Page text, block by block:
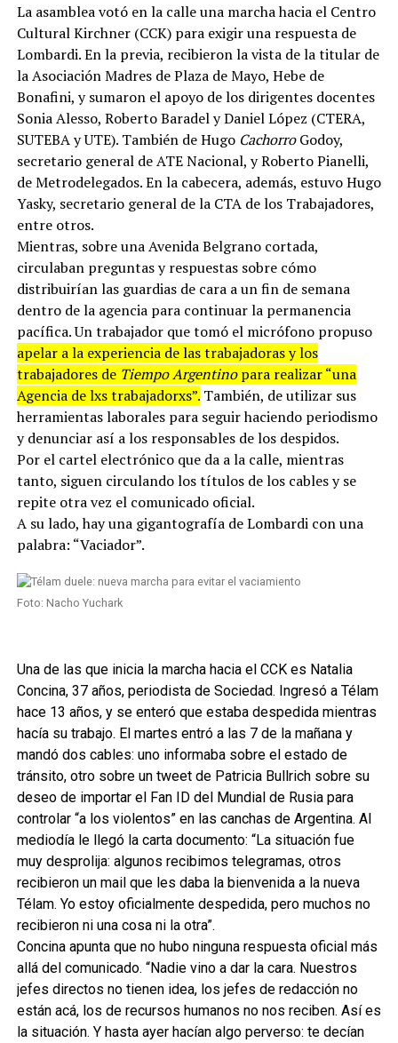
La asamblea votó en la calle una marcha hacia el Centro
Cultural Kirchner (CCK) para exigir una respuesta de
Lombardi. En la previa, recibieron la vista de la titular de
la Asociación Madres de Plaza de Mayo, Hebe de
Bonafini, y sumaron el apoyo de los dirigentes docentes
Sonia Alesso, Roberto Baradel y Daniel López (CTERA,
SUTEBA y UTE). También de Hugo CachorroGodoy,
secretario general de ATE Nacional, y Roberto Pianelli,
de Metrodelegados. En la cabecera, además, estuvo Hugo
Yasky, secretario general de la CTA de los Trabajadores,
entre otros.
Mientras, sobre una Avenida Belgrano cortada,
circulaban preguntas y respuestas sobre cómo
distribuirían las guardias de cara a un fin de semana
dentro de la agencia para continuar la permanencia
pacífica. Un trabajador que tomó el micrófono propuso
apelar a la experiencia de las trabajadoras y los
trabajadores de Tiempo Argentinopara realizar “una
Agencia de lxs trabajadorxs”.También, de utilizar sus
herramientas laborales para seguir haciendo periodismo
y denunciar así a los responsables de los despidos.
Por el cartel electrónico que da a la calle, mientras
tanto, siguen circulando los títulos de los cables y se
repite otra vez el comunicado oficial.
A su lado, hay una gigantografía de Lombardi con una
palabra: “Vaciador”.
Foto: Nacho Yuchark
Una de las que inicia la marcha hacia el CCK es Natalia
Concina, 37 años, periodista de Sociedad. Ingresó a Télam
hace 13 años, y se enteró que estaba despedida mientras
hacía su trabajo. El martes entró a las 7 de la mañana y
mandó dos cables: uno informaba sobre el estado de
tránsito, otro sobre un tweet de Patricia Bullrich sobre su
deseo de importar el Fan ID del Mundial de Rusia para
controlar “a los violentos” en las canchas de Argentina. Al
mediodía le llegó la carta documento: “La situación fue
muy desprolija: algunos recibimos telegramas, otros
recibieron un mail que les daba la bienvenida a la nueva
Télam. Yo estoy oficialmente despedida, pero muchos no
recibieron ni una cosa ni la otra”.
Concina apunta que no hubo ninguna respuesta oficial más
allá del comunicado. “Nadie vino a dar la cara. Nuestros
jefes directos no tienen idea, los jefes de redacción no
están acá, los de recursos humanos no nos reciben. Así es
la situación. Y hasta ayer hacían algo perverso: te decían